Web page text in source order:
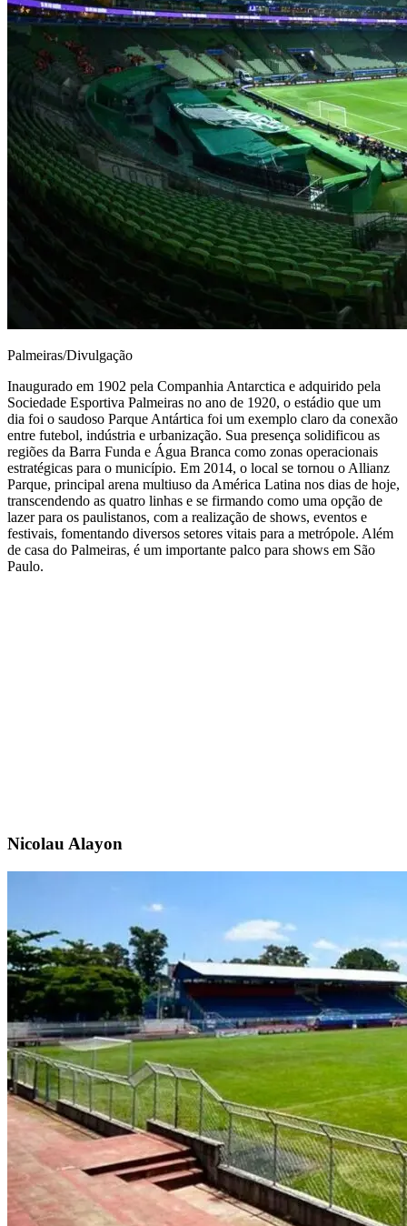
Palmeiras/Divulgação
Inaugurado em 1902 pela Companhia Antarctica e adquirido pela
Sociedade Esportiva Palmeiras no ano de 1920, o estádio que um
dia foi o saudoso Parque Antártica foi um exemplo claro da conexão
entre futebol, indústria e urbanização. Sua presença solidificou as
regiões da Barra Funda e Água Branca como zonas operacionais
estratégicas para o município. Em 2014, o local se tornou o Allianz
Parque, principal arena multiuso da América Latina nos dias de hoje,
transcendendo as quatro linhas e se firmando como uma opção de
lazer para os paulistanos, com a realização de shows, eventos e
festivais, fomentando diversos setores vitais para a metrópole. Além
de casa do Palmeiras, é um importante palco para shows em São
Paulo.
Nicolau Alayon